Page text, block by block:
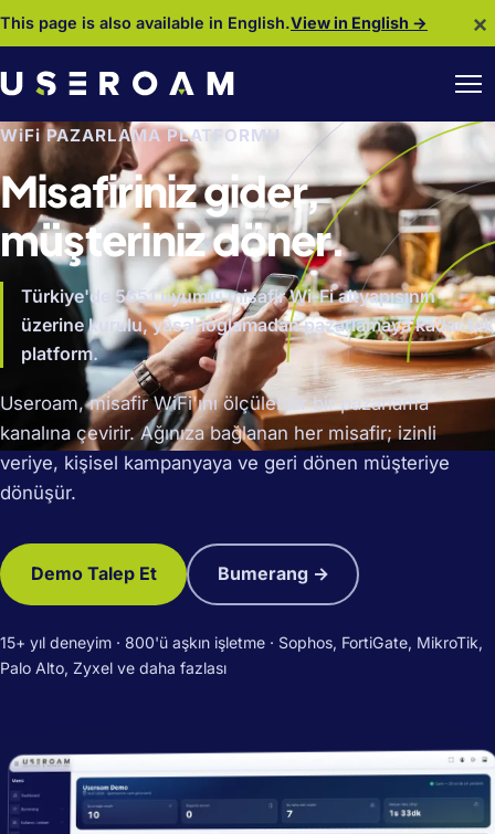
This page is also available in English.View in English → ×
WiFi PAZARLAMA PLATFORMU
Misafiriniz gider,
müşteriniz döner.
Türkiye'de 5651 uyumlu misafir Wi-Fi altyapısının
üzerine kurulu, yasal loglamadan pazarlamaya kadar tek
platform.
Useroam, misafir WiFi'ını ölçülebilir bir pazarlama
kanalına çevirir. Ağınıza bağlanan her misafir; izinli
veriye, kişisel kampanyaya ve geri dönen müşteriye
dönüşür.
Demo Talep Et Bumerang →
15+ yıl deneyim · 800'ü aşkın işletme · Sophos, FortiGate, MikroTik,
Palo Alto, Zyxel ve daha fazlası